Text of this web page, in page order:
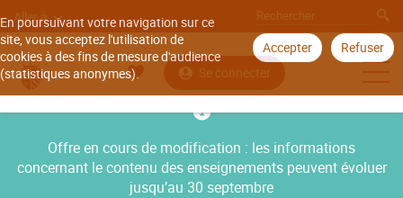
En poursuivant votre navigation sur ce
site, vous acceptez l'utilisation de
cookies à des fins de mesure d'audience
(statistiques anonymes).
Accepter Refuser
Aller à
Se connecter
Offre en cours de modification : les informations
concernant le contenu des enseignements peuvent évoluer
jusqu’au 30 septembre